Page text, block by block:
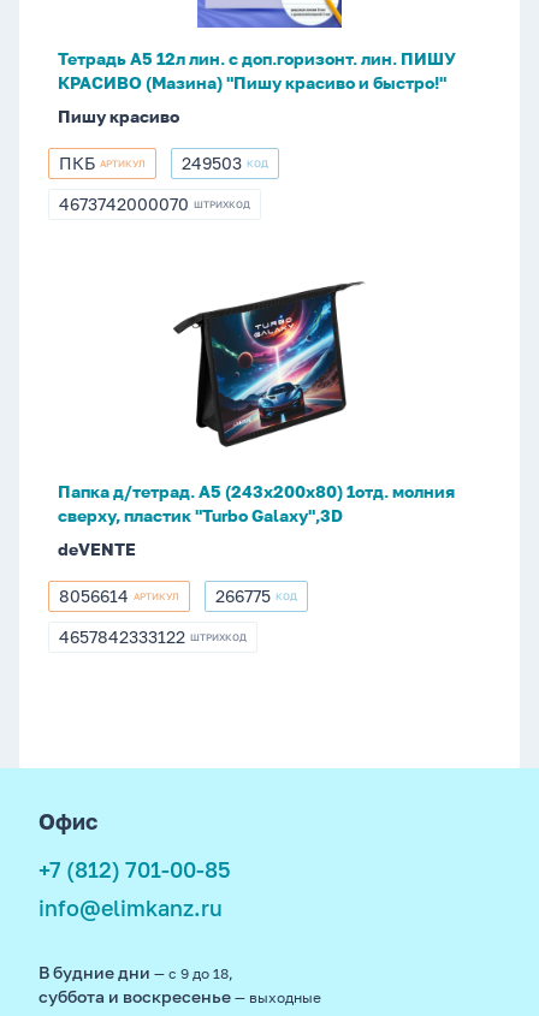
КРАСИВО
(Мазина)
"Пишу
красиво
и
быстро!"
Тетрадь А5 12л лин. с доп.горизонт. лин. ПИШУ
КРАСИВО (Мазина) "Пишу красиво и быстро!"
Пишу красиво
ПКБ
ПКБ АРТИКУЛ 249503
249503 КОД
4673742000070
4673742000070 ШТРИХКОД
(243x200x80)
пластик
"Turbo
Galaxy",3D
Папка д/тетрад. А5 (243x200x80) 1отд. молния
сверху, пластик "Turbo Galaxy",3D
deVENTE
8056614
8056614 АРТИКУЛ 266775
266775 КОД
4657842333122
4657842333122 ШТРИХКОД
Офис
+7 (812) 701-00-85
info@elimkanz.ru
В будние дни — с 9 до 18,
суббота и воскресенье — выходные